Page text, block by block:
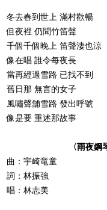
冬去春到世上 滿村歡暢
但夜裡 仍聞竹笛聲
千個千個晚上 笛聲淒也涼
像在唱 誰令每夜長
當再經過雪路 已找不到
舊日那 無言的女子
風嘯聲舖雪路 發出呼號
像是要 重述那故事
〈雨夜鋼
曲：宇崎竜童
詞：林振強
唱：林志美